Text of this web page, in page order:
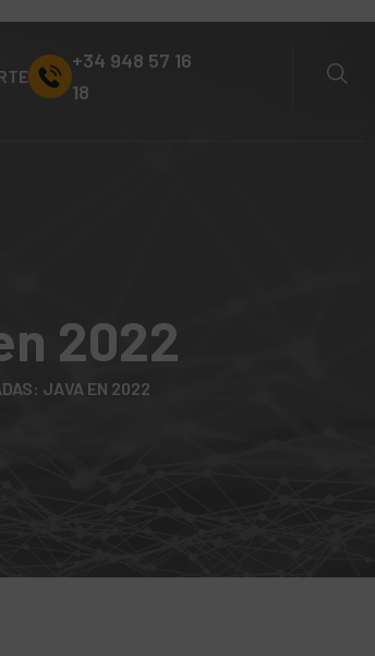
+34 948 57 16
18
2022
JAVA EN 2022